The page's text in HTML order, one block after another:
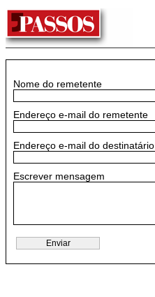
Nome do remetente
Endereço e-mail do remetente
Endereço e-mail do destinatário
Escrever mensagem